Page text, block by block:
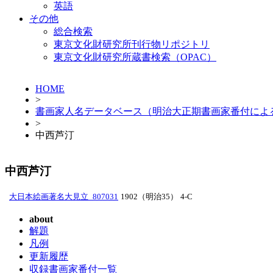
英語
その他
総合検索
東京文化財研究所刊行物リポジトリ
東京文化財研究所蔵書検索（OPAC）
HOME
>
書画家人名データベース（明治大正期書画家番付によ
>
中西芦汀
中西芦汀
大日本絵画著名大見立_807031 1902（明治35） 4-C
about
解題
凡例
更新履歴
収録書画家番付一覧